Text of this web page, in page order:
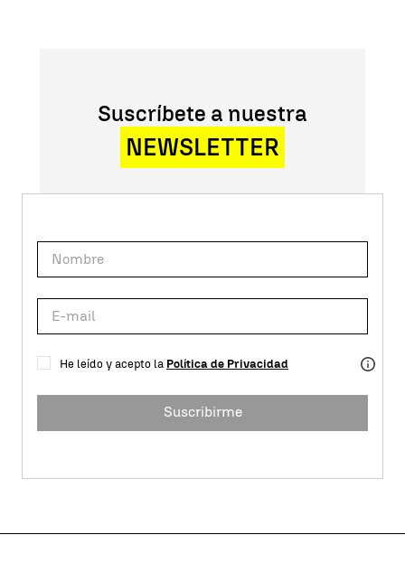
Suscríbete a nuestra
NEWSLETTER
He leído y acepto la Política de Privacidad
Suscribirme